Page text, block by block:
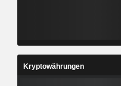
Kryptowährungen